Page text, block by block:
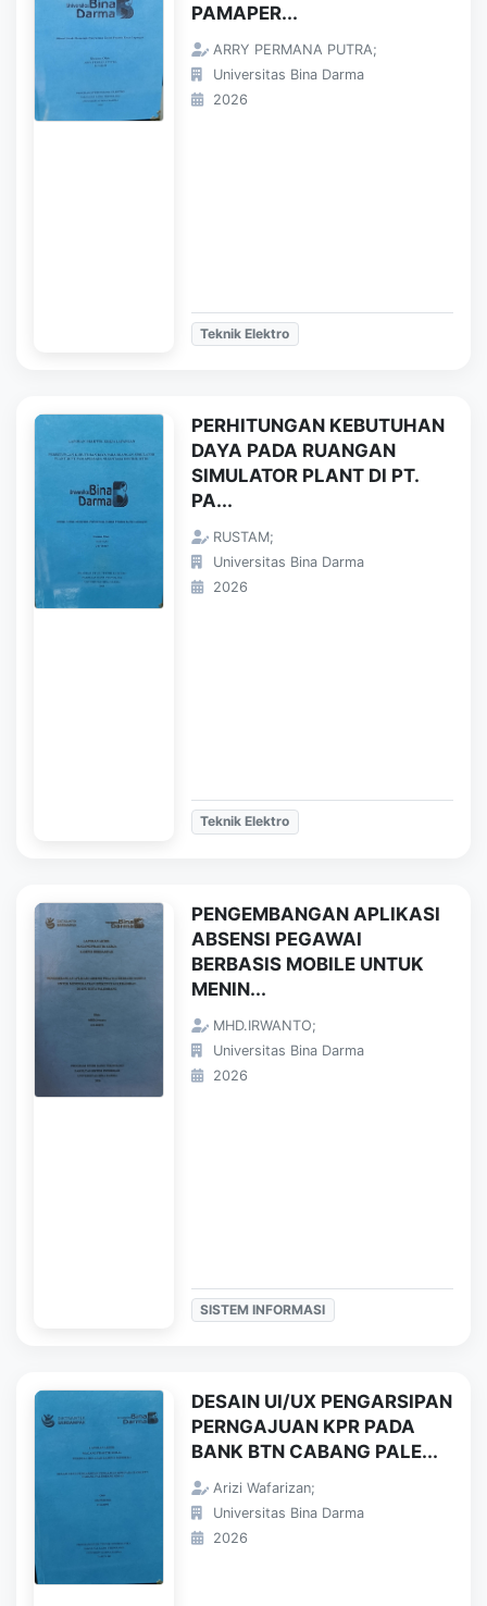
PAMAPER...
ARRY PERMANA PUTRA;
Universitas Bina Darma
2026
Teknik Elektro
PERHITUNGAN KEBUTUHAN
DAYA PADA RUANGAN
SIMULATOR PLANT DI PT.
PA...
RUSTAM;
Universitas Bina Darma
2026
Teknik Elektro
PENGEMBANGAN APLIKASI
ABSENSI PEGAWAI
BERBASIS MOBILE UNTUK
MENIN...
MHD.IRWANTO;
Universitas Bina Darma
2026
SISTEM INFORMASI
DESAIN UI/UX PENGARSIPAN
PERNGAJUAN KPR PADA
BANK BTN CABANG PALE...
Arizi Wafarizan;
Universitas Bina Darma
2026